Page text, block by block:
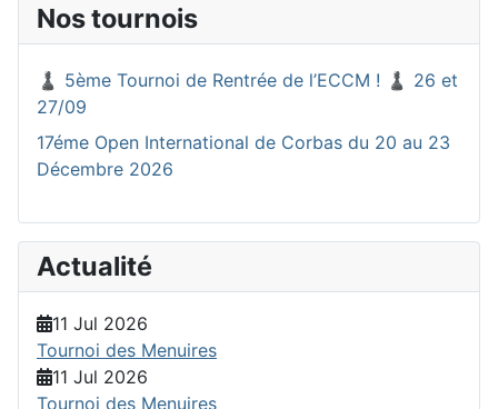
Nos tournois
♟️ 5ème Tournoi de Rentrée de l’ECCM ! ♟️ 26 et
27/09
17éme Open International de Corbas du 20 au 23
Décembre 2026
Actualité
11 Jul 2026
Tournoi des Menuires
11 Jul 2026
Tournoi des Menuires